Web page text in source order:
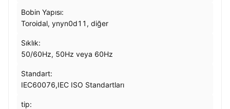
Bobin Yapısı:
Toroidal, ynyn0d11, diğer
Sıklık:
50/60Hz, 50Hz veya 60Hz
Standart:
IEC60076,IEC ISO Standartları
tip: